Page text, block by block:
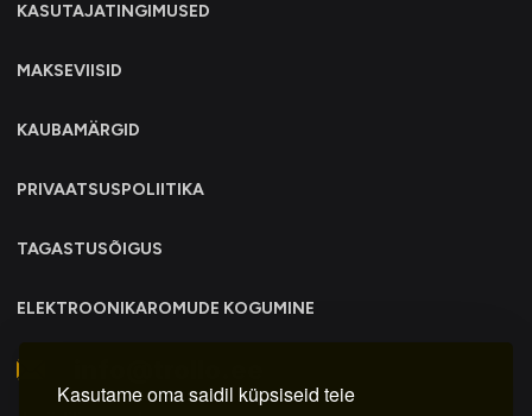
Kasutame oma saidil küpsiseid teie
KASUTAJATINGIMUSED
MAKSEVIISID
KAUBAMÄRGID
PRIVAATSUSPOLIITIKA
TAGASTUSÕIGUS
ELEKTROONIKAROMUDE KOGUMINE